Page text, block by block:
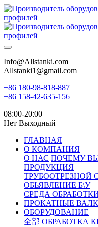
Info@Allstanki.com
Allstanki1@gmail.com
+86 180-98-818-887
+86 158-42-635-156
08:00-20:00
Нет Выходный
ГЛАВНАЯ
О КОМПАНИЯ
О НАС ПОЧЕМУ
ПРОДУКЦИЯ
ТРУБООТРЕЗНОЙ
ОБЬЯВЛЕНИЕ Б\У
СРЕДА ОБРАБОТКИ
ПРОКАТНЫЕ
ОБОРУДОВАНИЕ
全部 ОБРАБОТКА